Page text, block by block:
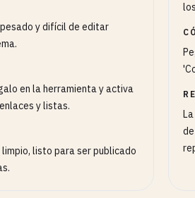
y difícil de editar
en la herramienta y activa
y listas.
listo para ser publicado